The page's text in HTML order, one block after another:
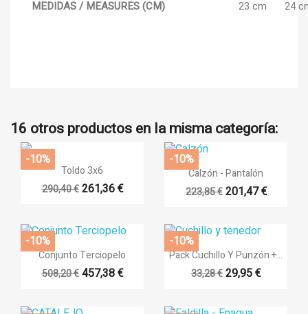
MEDIDAS / MEASURES (CM) 23 cm 24
16 otros productos en la misma categoría:
 Vista rápida
Toldo 3x6
290,40 € 261,36 €
-10%
 Vista rápida
Calzón - Pantalón
223,85 € 201,47 €
-10%
 Vista rápida
Conjunto Terciopelo
508,20 € 457,38 €
-10%
 Vista rápida
Pack Cuchillo Y Punzón +...
33,28 €29,95 €
-10%